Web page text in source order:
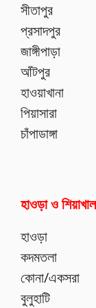
সীতাপুর
প্রসাদপুর
জাঙ্গীপাড়া
আঁটপুর
হাওয়াখানা
পিয়াসারা
চাঁপাডাঙ্গা
হাওড়া ও
হাওড়া
কদমতলা
কোনা/একসরা
বুলুহাটি